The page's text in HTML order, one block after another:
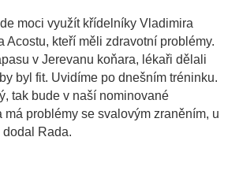
moci využít křídelníky Vladimira
Acostu, kteří měli zdravotní problémy.
v Jerevanu koňara, lékaři dělali
byl fit. Uvidíme po dnešním tréninku.
tak bude v naší nominované
má problémy se svalovým zraněním, u
Rada.